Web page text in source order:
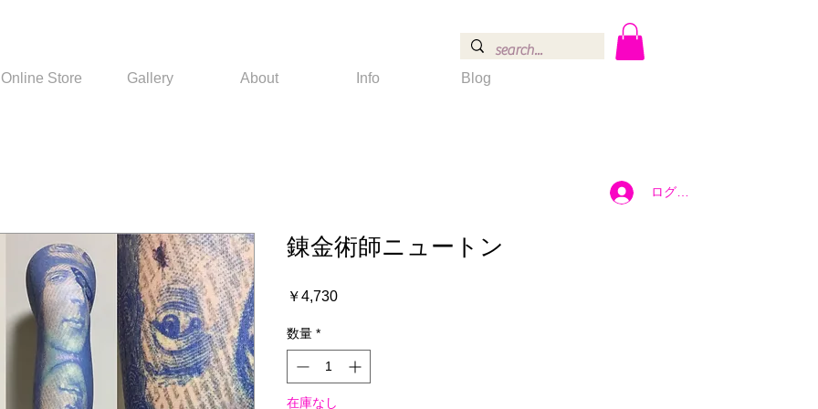
Online Store Gallery About Info Blog
ログイン
錬金術師ニュートン
￥4,730価
数量 *
在庫なし